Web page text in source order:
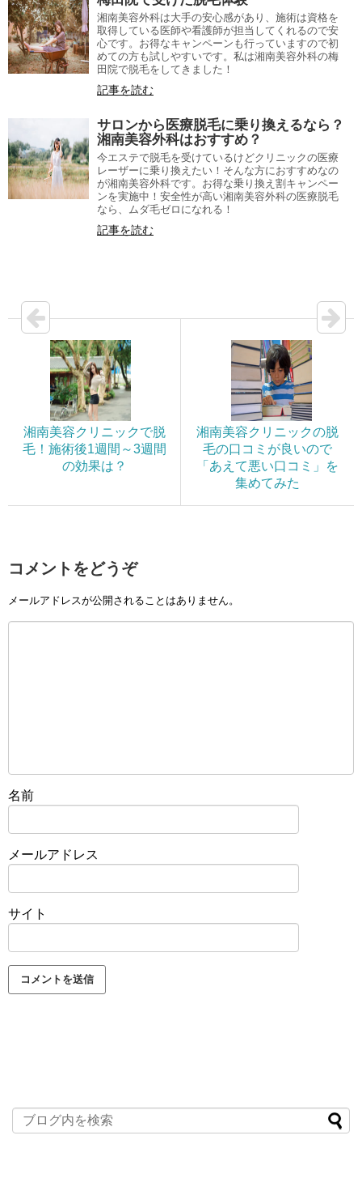
湘南美容外科は大手の安心感があり、施術は資格を
取得している医師や看護師が担当してくれるので安
心です。お得なキャンペーンも行っていますので初
めての方も試しやすいです。私は湘南美容外科の梅
田院で脱毛をしてきました！
記事を読む
サロンから医療脱毛に乗り換えるなら？
湘南美容外科はおすすめ？
今エステで脱毛を受けているけどクリニックの医療
レーザーに乗り換えたい！そんな方におすすめなの
が湘南美容外科です。お得な乗り換え割キャンペー
ンを実施中！安全性が高い湘南美容外科の医療脱毛
なら、ムダ毛ゼロになれる！
記事を読む
湘南美容クリニックで脱
毛！施術後1週間～3週間
の効果は？
湘南美容クリニックの脱
毛の口コミが良いので
「あえて悪い口コミ」を
集めてみた
コメントをどうぞ
メールアドレスが公開されることはありません。
名前
メールアドレス
サイト